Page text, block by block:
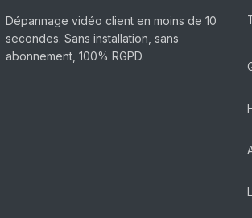
Dépannage vidéo client en moins de 10
secondes. Sans installation, sans
abonnement, 100% RGPD.